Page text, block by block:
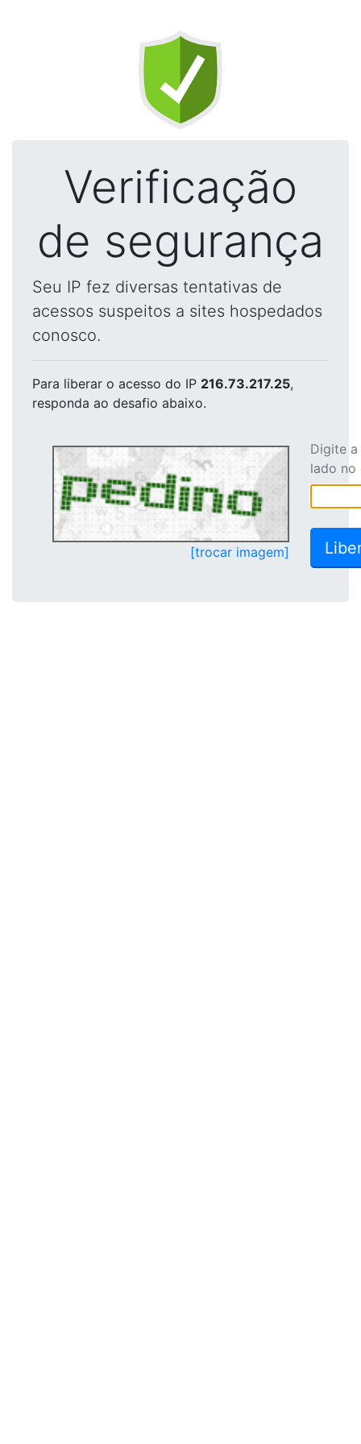
Verificação
de segurança
Seu IP fez diversas tentativas de
acessos suspeitos a sites hospedados
conosco.
Para liberar o acesso do IP 216.73.217.25,
responda ao desafio abaixo.
[trocar imagem]
Digite
lado no